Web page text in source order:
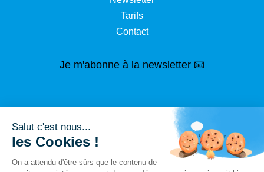
Tarifs
Contact
Je m'abonne à la newsletter 📧
Salut c'est nous...
les Cookies !
On a attendu d'être sûrs que le contenu de